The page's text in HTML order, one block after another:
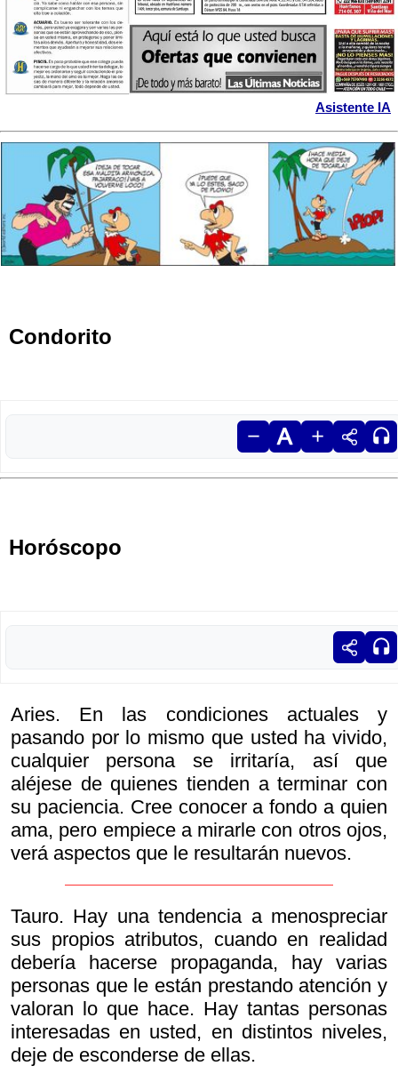
Asistente IA
Condorito
Horóscopo
Aries. En las condiciones actuales y
pasando por lo mismo que usted ha vivido,
cualquier persona se irritaría, así que
aléjese de quienes tienden a terminar con
su paciencia. Cree conocer a fondo a quien
ama, pero empiece a mirarle con otros ojos,
verá aspectos que le resultarán nuevos.
Tauro. Hay una tendencia a menospreciar
sus propios atributos, cuando en realidad
debería hacerse propaganda, hay varias
personas que le están prestando atención y
valoran lo que hace. Hay tantas personas
interesadas en usted, en distintos niveles,
deje de esconderse de ellas.